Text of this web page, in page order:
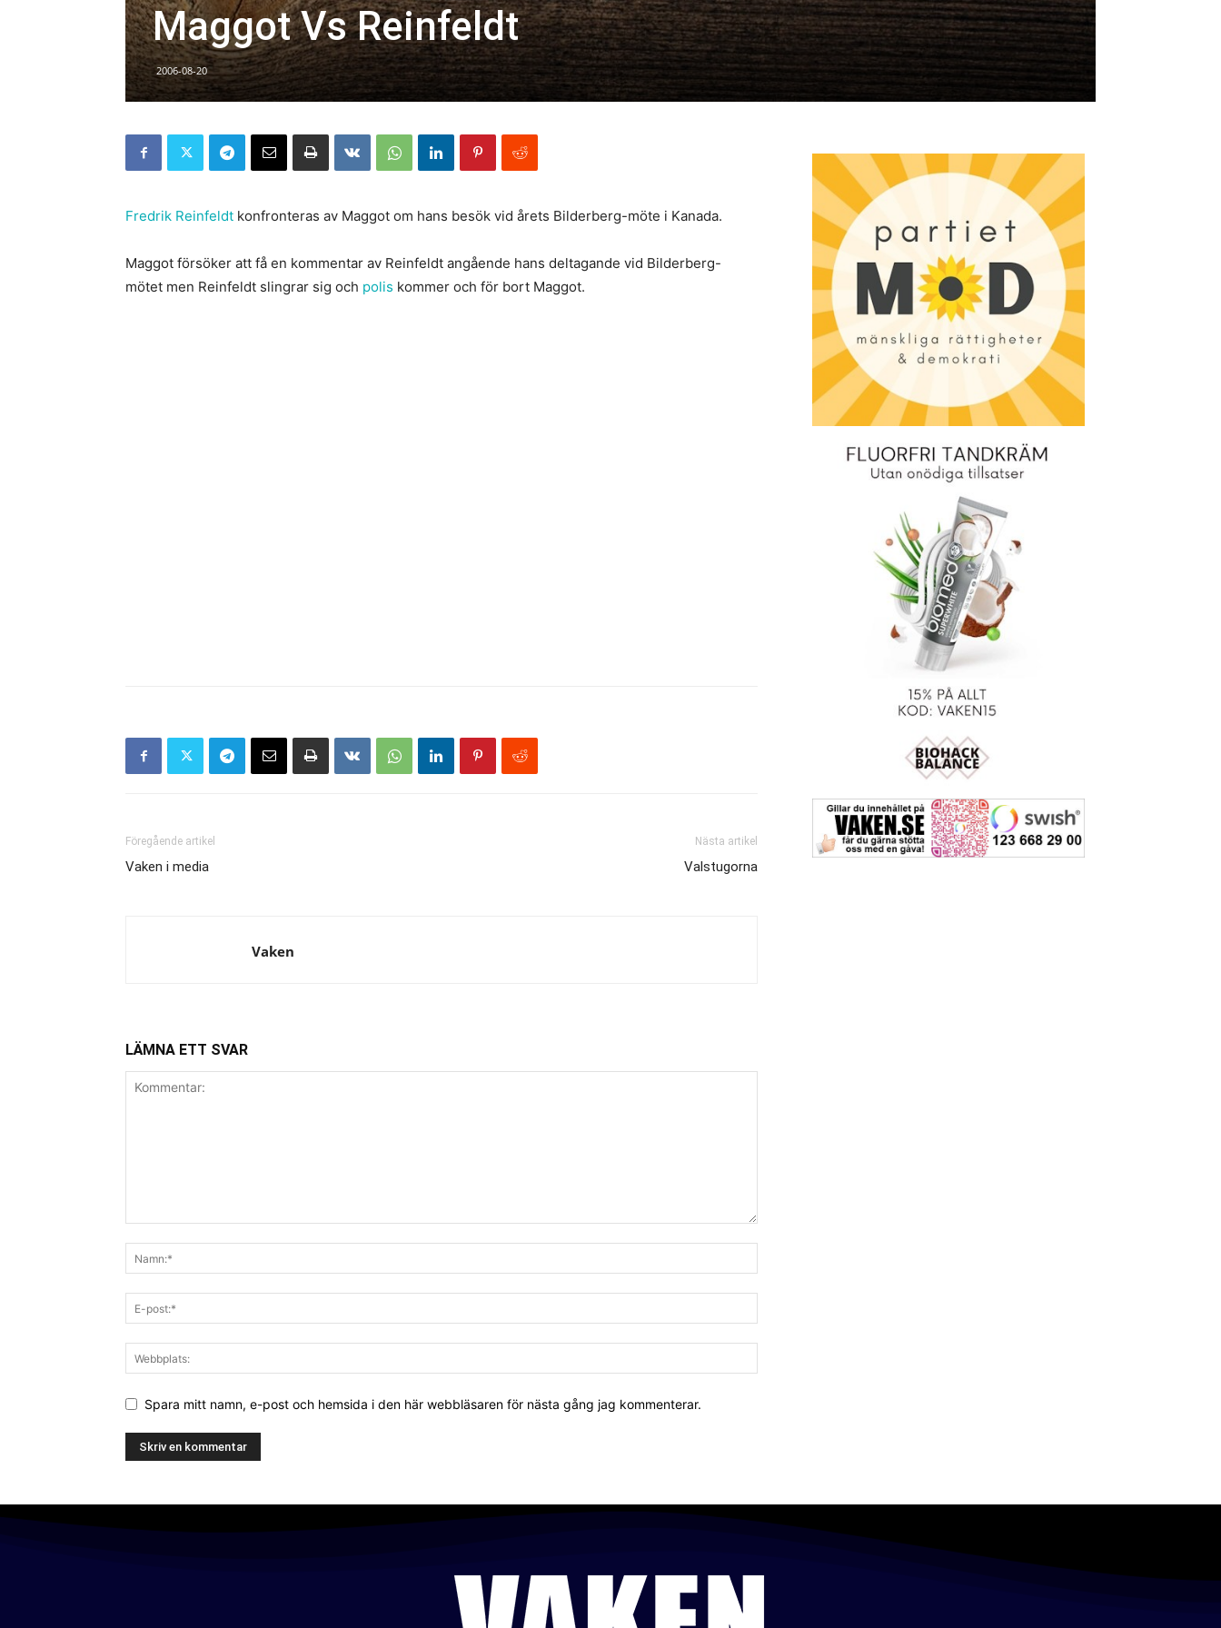
Maggot Vs Reinfeldt
2006-08-20
Fredrik Reinfeldt konfronteras av Maggot om hans besök vid årets Bilderberg-möte i Kanada.
Maggot försöker att få en kommentar av Reinfeldt angående hans deltagande vid Bilderberg-
mötet men Reinfeldt slingrar sig och polis kommer och för bort Maggot.
Föregående artikel
Vaken i media
Nästa artikel
Valstugorna
Vaken
LÄMNA ETT SVAR
Spara mitt namn, e-post och hemsida i den här webbläsaren för nästa gång jag kommenterar.